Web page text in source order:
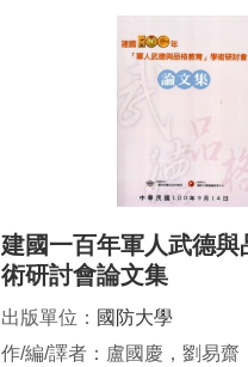
建國一百年軍人武德與
術研討會論文集
出版單位： 國防大學
作/編/譯者：盧國慶，劉易齋